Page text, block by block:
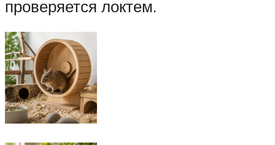
проверяется локтем.